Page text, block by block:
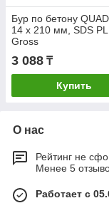
Бур по бетону
14 х 210 мм, SDS
Gross
3 088 ₸
Купить
О нас
Рейтинг не
Менее 5
Работает с